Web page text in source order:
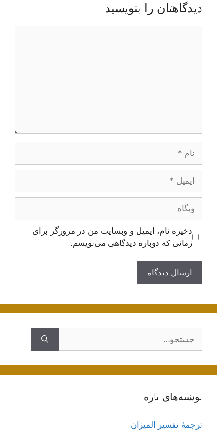
دیدگاهتان را بنویسید
وبگاه
ذخیره نام، ایمیل و وبسایت من در مرورگر برای
زمانی که دوباره دیدگاهی می‌نویسم.
نوشته‌های تازه
ترجمۀ تفسیر المیزان